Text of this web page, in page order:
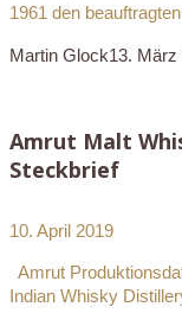
1961 den
Martin Glock13. März
Amrut Malt
Steckbrief
10. April 2019
Amrut
Indian Whisky